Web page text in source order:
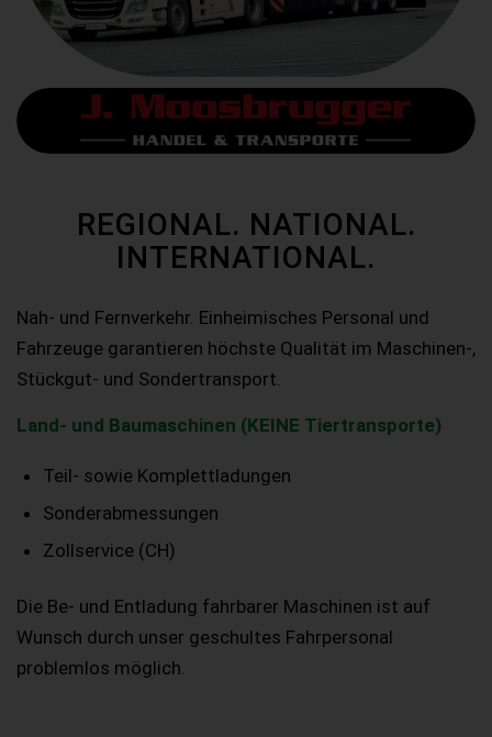
REGIONAL. NATIONAL.
INTERNATIONAL.
Nah- und Fernverkehr. Einheimisches Personal und
Fahrzeuge garantieren höchste Qualität im Maschinen-,
Stückgut- und Sondertransport.
Land- und Baumaschinen (KEINE Tiertransporte)
Teil- sowie Komplettladungen
Sonderabmessungen
Zollservice (CH)
Die Be- und Entladung fahrbarer Maschinen ist auf
Wunsch durch unser geschultes Fahrpersonal
problemlos möglich.